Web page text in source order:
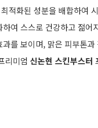
적화된 성분을 배합하여
여 스스로 건강하고 젊어
과를 보이며, 맑은 피부톤
리미엄 신논현 스킨부스터